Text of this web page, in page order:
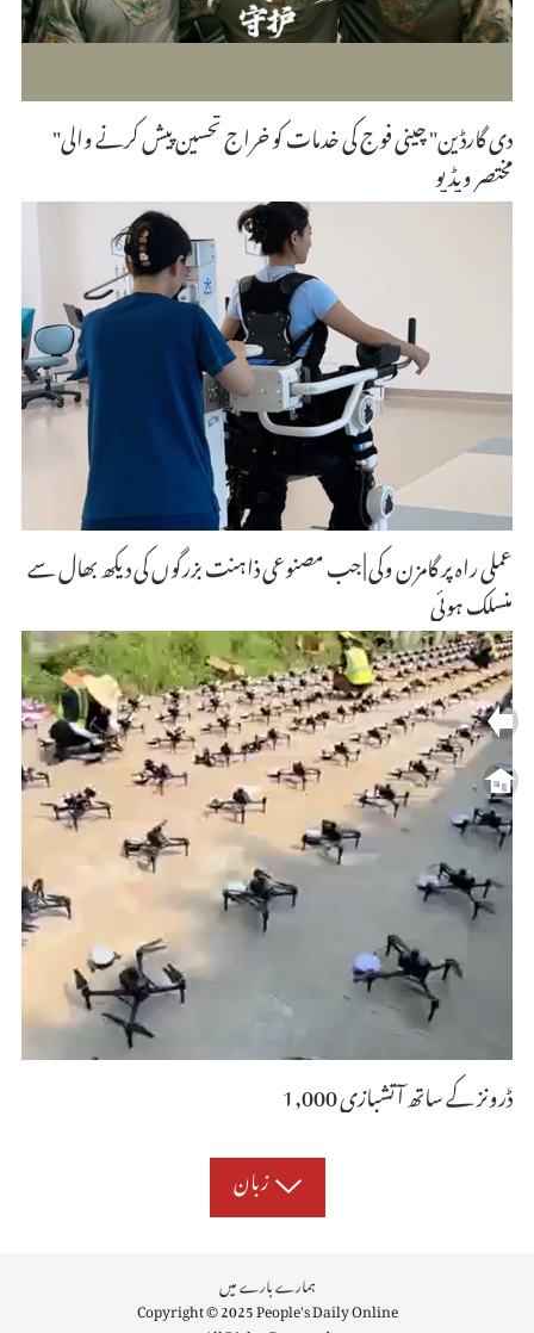
"دی گارڈین" چینی فوج کی خدمات کو خراج تحسین پیش کرنے والی
مختصر ویڈیو
عملی راہ پر گامزن وکی | جب مصنوعی ذاہنت بزرگوں کی دیکھ بھال سے
منسلک ہوئی
1,000 ڈرونز کے ساتھ آتشبازی
زبان
ہمارے بارے میں
Copyright © 2025 People's Daily Online